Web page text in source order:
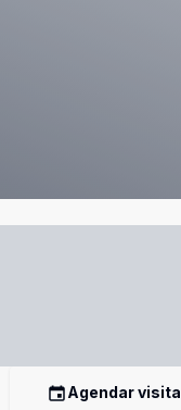
Agendar visita